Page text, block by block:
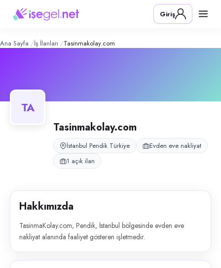
– Şirket Profili
Konum:
TasinmaKolay.com, Pendik, İstanbul bölgesinde evden eve nakliyat
Giriş
Ana Sayfa İş İlanları Tasinmakolay.com
TA
Tasinmakolay.com
İstanbul Pendik Türkiye
Evden eve nakliyat
1 açık ilan
Hakkımızda
TasinmaKolay.com, Pendik, İstanbul bölgesinde evden eve
nakliyat alanında faaliyet gösteren işletmedir.